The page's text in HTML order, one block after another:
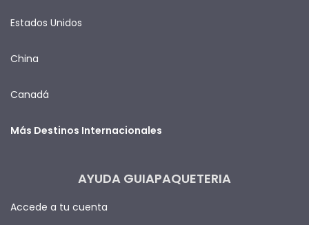
Estados Unidos
China
Canadá
Más Destinos Internacionales
AYUDA GUIAPAQUETERIA
Accede a tu cuenta